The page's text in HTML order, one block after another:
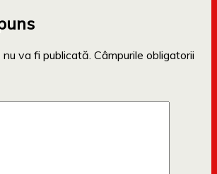
va fi publicată. Câmpurile obligatorii